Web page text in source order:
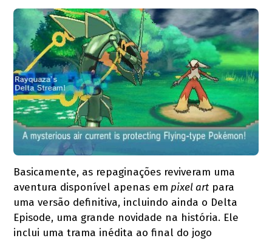
Basicamente, as repaginações reviveram uma
aventura disponível apenas em pixel art para
uma versão definitiva, incluindo ainda o Delta
Episode, uma grande novidade na história. Ele
inclui uma trama inédita ao final do jogo